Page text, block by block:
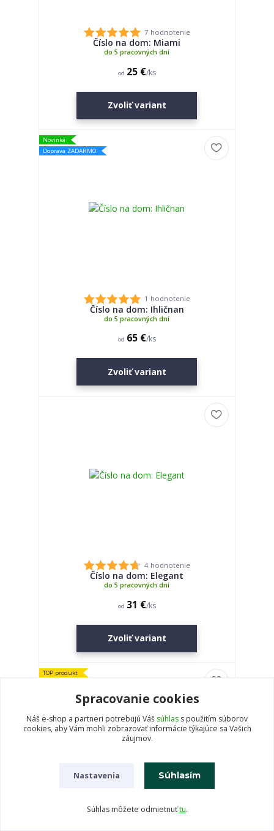
7 hodnotenie
Číslo na dom: Miami
od 25 €/ks
do 5 pracovných dní
Zvoliť variant
Novinka
Doprava ZADARMO
1 hodnotenie
Číslo na dom: Ihličnan
od 65 €/ks
do 5 pracovných dní
Zvoliť variant
4 hodnotenie
Číslo na dom: Elegant
od 31 €/ks
do 5 pracovných dní
Zvoliť variant
TOP produkt
Spracovanie cookies
Náš e-shop a partneri potrebujú Váš súhlas s použitím súborov
cookies, aby Vám mohli zobrazovať informácie týkajúce sa Vašich
záujmov.
Nastavenia Súhlasím
Súhlas môžete odmietnuťtu.